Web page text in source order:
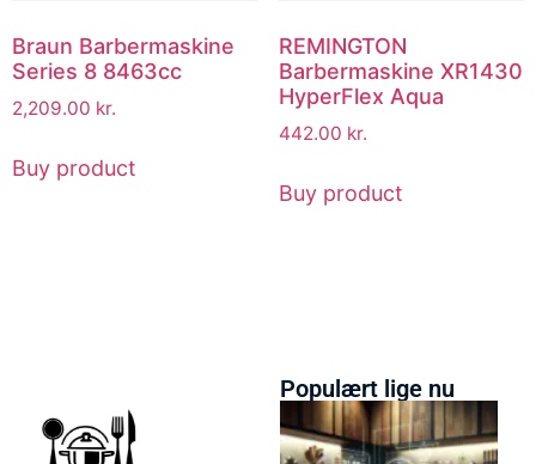
Braun Barbermaskine
Series 8 8463cc
2,209.00 kr.
Buy product
REMINGTON
Barbermaskine XR1430
HyperFlex Aqua
442.00 kr.
Buy product
Populært lige nu